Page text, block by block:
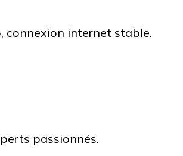
connexion internet stable.
passionnés.